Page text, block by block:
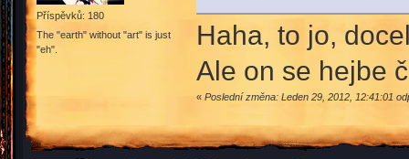
Příspěvků: 180
The "earth" without "art" is just
"eh".
Haha, to jo,
Ale on se hejbe
« Poslední změna: Leden 29, 2012, 12:41:01